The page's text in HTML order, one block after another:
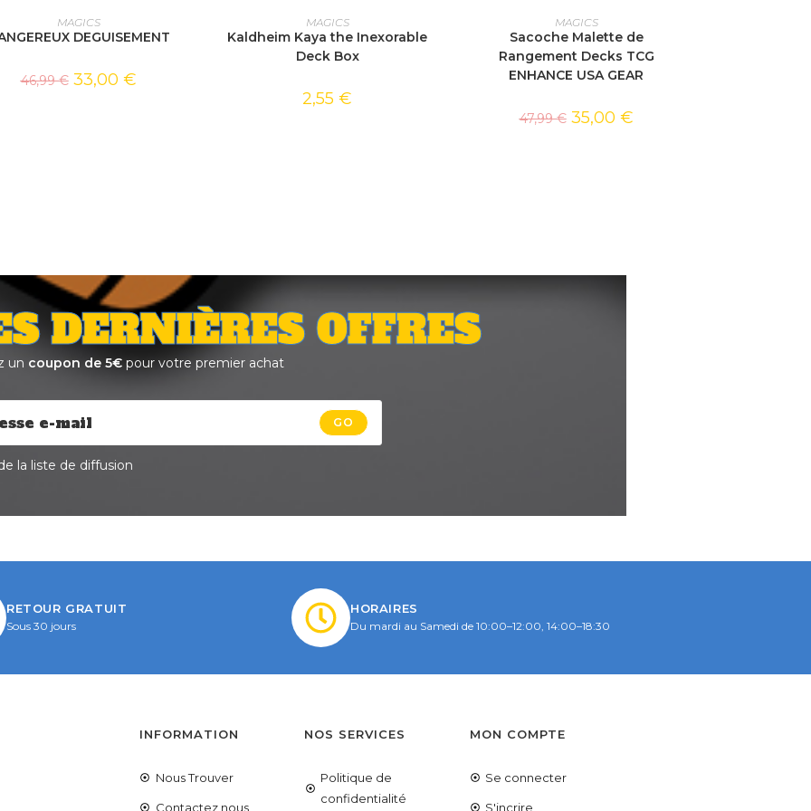
AJOUTER AU PANIER
MAGICS
DEGUISEMENT
46,99€ 33,00 €
AJOUTER AU PANIER
MAGICS
Kaldheim Kaya the Inexorable
Deck Box
2,55 €
AJOUTER AU PANIER
MAGICS
Sacoche Malette de
Rangement Decks TCG
ENHANCE USA GEAR
47,99€ 35,00 €
DERNIÈRES OFFRES
un coupon de 5€ pour votre premier achat
GO
la liste de diffusion
RETOUR GRATUIT
Sous 30 jours
HORAIRES
Du mardi au Samedi de 10:00–12:00, 14:00–18:30
INFORMATION
Nous Trouver
Contactez nous
NOS SERVICES
Politique de
confidentialité
MON COMPTE
Se connecter
S'incrire